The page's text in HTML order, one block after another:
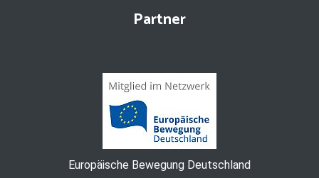
Partner
Europäische Bewegung Deutschland